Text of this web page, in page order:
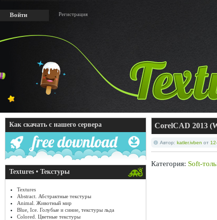
Войти Регистрация
Как скачать с нашего сервера
Textures • Текстуры
Textures
Abstract. Абстрактные текстуры
Animal. Животный мир
Blue, Ice. Голубые и синие, текстуры льда
Colored. Цветные текстуры
CorelCAD 2013
Автор: katler.ivben от
Категория: Soft-